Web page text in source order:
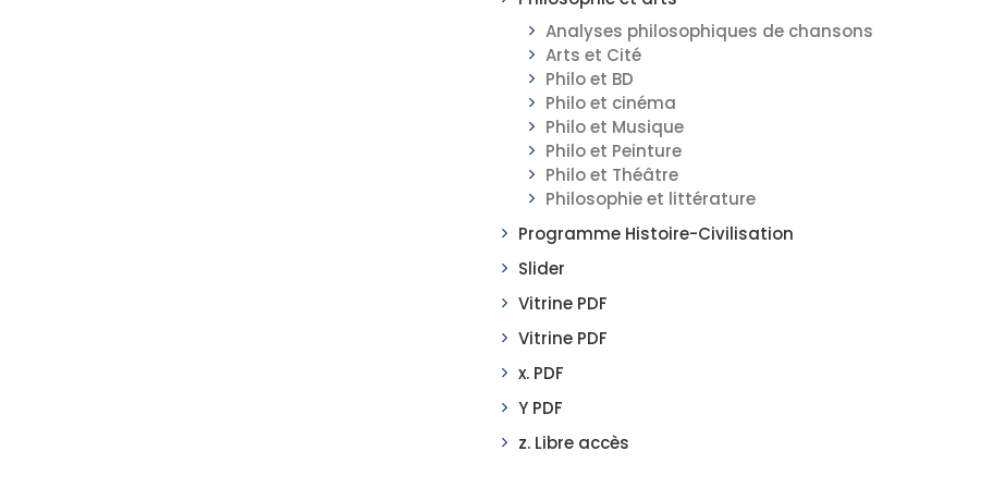
Analyses philosophiques de chansons
Arts et Cité
Philo et BD
Philo et cinéma
Philo et Musique
Philo et Peinture
Philo et Théâtre
Philosophie et littérature
Programme Histoire-Civilisation
Slider
Vitrine PDF
Vitrine PDF
x. PDF
Y PDF
z. Libre accès